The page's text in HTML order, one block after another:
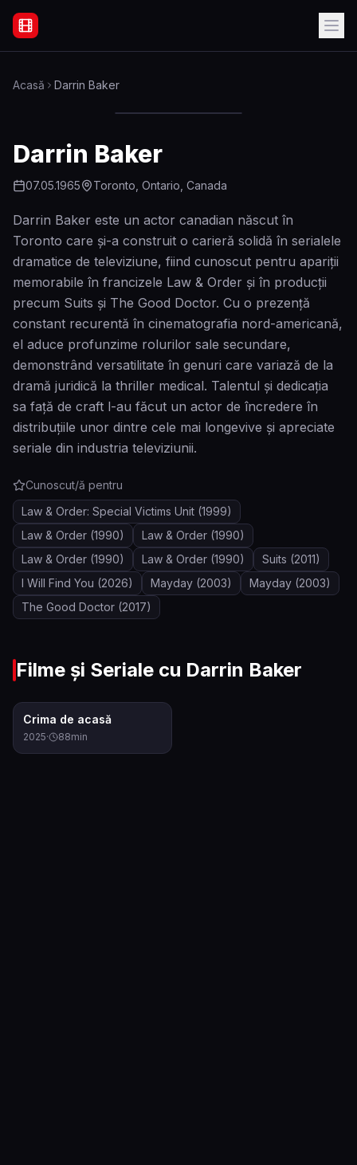
Filme Online Subtitrate - Acasă
Acasă Darrin Baker
Darrin Baker
07.05.1965 Toronto, Ontario, Canada
Darrin Baker este un actor canadian născut în
Toronto care și-a construit o carieră solidă în serialele
dramatice de televiziune, fiind cunoscut pentru apariții
memorabile în francizele Law & Order și în producții
precum Suits și The Good Doctor. Cu o prezență
constant recurentă în cinematografia nord-americană,
el aduce profunzime rolurilor sale secundare,
demonstrând versatilitate în genuri care variază de la
dramă juridică la thriller medical. Talentul și dedicația
sa față de craft l-au făcut un actor de încredere în
distribuțiile unor dintre cele mai longevive și apreciate
seriale din industria televiziunii.
Cunoscut/ă pentru
Law & Order: Special Victims Unit (1999)
Law & Order (1990) Law & Order (1990)
Law & Order (1990) Law & Order (1990) Suits (2011)
I Will Find You (2026) Mayday (2003) Mayday (2003)
The Good Doctor (2017)
Filme și Seriale cu Darrin Baker
Crima de acasă
2025· 88min